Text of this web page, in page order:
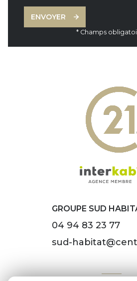
ENVOYER
* Champs
GROUPE SUD
04 94 83 23 77
sud-